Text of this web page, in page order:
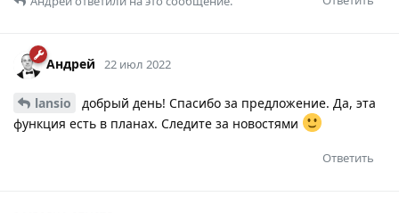
Андрей 22 июл 2022
lansio
добрый день! Спасибо за предложение. Да, эта
функция есть в планах. Следите за новостями
Ответить